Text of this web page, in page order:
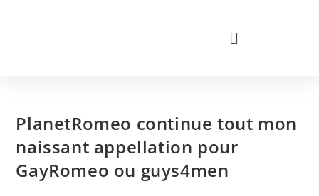
PlanetRomeo continue tout mon
naissant appellation pour
GayRomeo ou guys4men